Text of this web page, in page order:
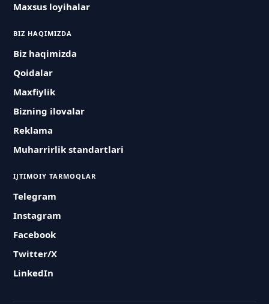
Maxsus loyihalar
BIZ HAQIMIZDA
Biz haqimizda
Qoidalar
Maxfiylik
Bizning ilovalar
Reklama
Muharrirlik standartlari
IJTIMOIY TARMOQLAR
Telegram
Instagram
Facebook
Twitter/X
LinkedIn